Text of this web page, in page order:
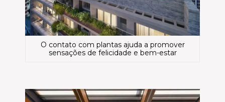
O contato com plantas ajuda a promover
sensações de felicidade e bem-estar